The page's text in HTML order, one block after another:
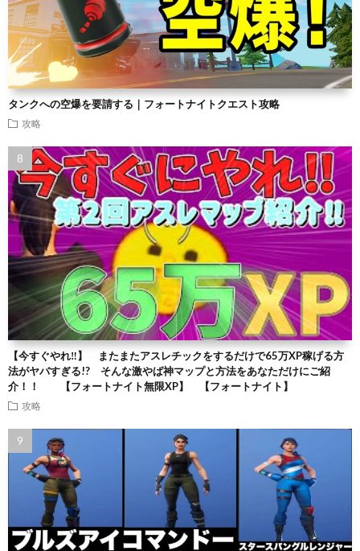
タンクへの空爆を要請する｜フォートナイトクエスト攻略
攻略
【今すぐやれ‼】 またまたアスレチックをするだけで65万XP稼げる方
法がヤバすぎる!? そんな激やば神マップと方法をあなただけにご紹
介！！ 【フォートナイト無限XP】 【フォートナイト】
攻略